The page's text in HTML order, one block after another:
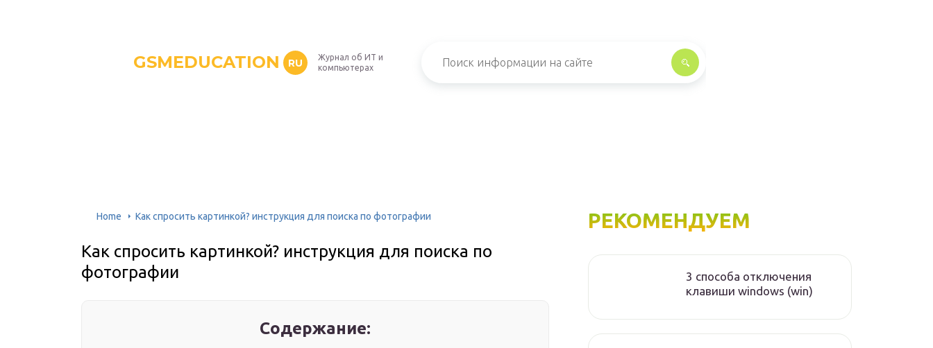
GSMEDUCATION RU
Журнал об ИТ и
компьютерах
Home Как спросить картинкой? инструкция для поиска по фотографии
Как спросить картинкой? инструкция для поиска по
фотографии
Содержание:
РЕКОМЕНДУЕМ
3 способа отключения
клавиши windows (win)